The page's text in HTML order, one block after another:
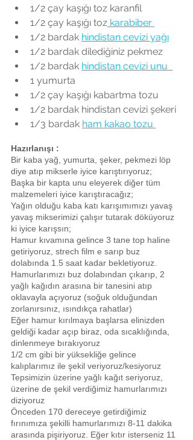
1/2 çay kaşığı toz karanfil
1/2 çay kaşığı toz karabiber
1/2 bardak hindistan cevizi yağı
1/2 bardak dilediğiniz pekmez
1/2 bardak hindistan cevizi unu
1 yumurta
1/2 çay kaşığı kabartma tozu
1/2 bardak hindistan cevizi şekeri
1/3 bardak ham kakao tozu
Hazırlanışı :
Bir kaba yağ, yumurta, şeker, pekmezi löp
diye atıp mikserle iyice karıştırıyoruz;
Başka bir kapta unu eleyerek diğer tüm
malzemeleri iyice karıştıracağız;
Yağın olduğu kaba katı karışımımızı yavaş
yavaş mikserimizi çalışır tutarak döküyoruz
ki iyice karışsın;
Hamur kıvamına gelince 3 tane top haline
getiriyoruz, strech film e sarıp buz
dolabında 1.5 saat kadar bekletiyoruz.
Hamurlarımızı buz dolabından çıkarıp, 2
yağlı kağıdın arasına bir tanesini atıp
oklavayla açıyoruz (soğuk olduğundan
zorlanırsınız, ısındıkça rahatlar)
Eğer hamur kırılmaya başlarsa elinizden
geldiği kadar açıp biraz, oda sıcaklığında,
dinlenmeye bırakıyoruz
1/2 cm gibi bir yüksekliğe gelince
kalıplarımız ile şekil veriyoruz/kesiyoruz
Tepsimizin üzerine yağlı kağıt seriyoruz,
üzerine de şekil verdiğimiz hamurlarımızı
diziyoruz
Önceden 170 dereceye getirdiğimiz
fırınımıza şekilli hamurlarımızı 8-11 dakika
arasında pişiriyoruz. Eğer kıtır isterseniz 11